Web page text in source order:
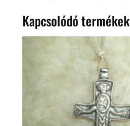
Kapcsolódó termékek